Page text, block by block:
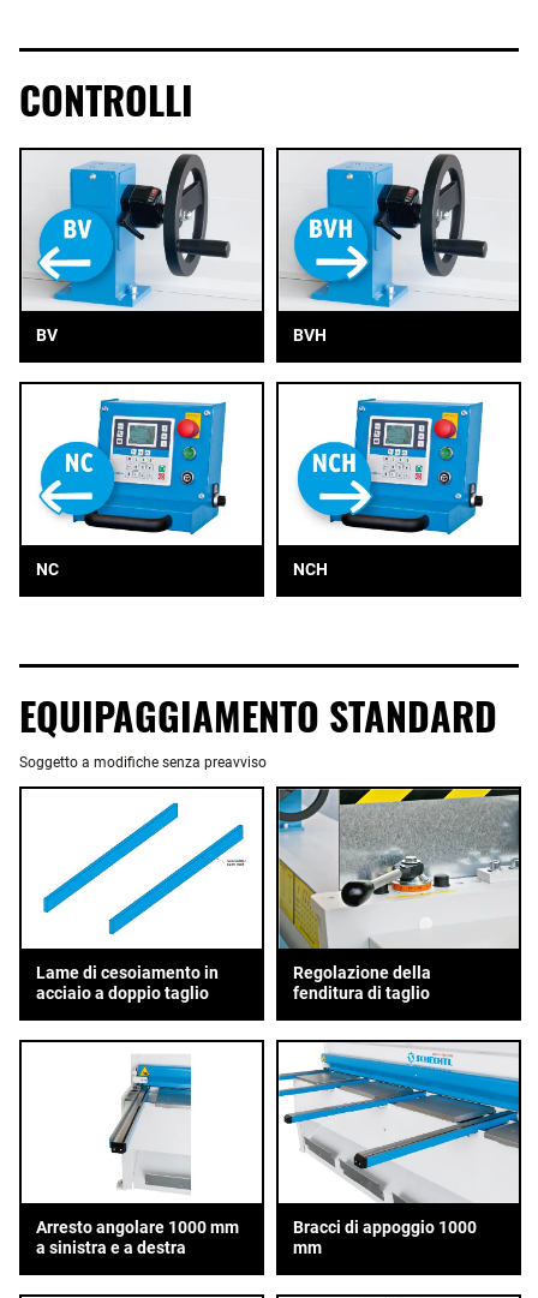
CONTROLLI
BV BVH
NC NCH
EQUIPAGGIAMENTO STANDARD
Soggetto a modifiche senza preavviso
Lame di cesoiamento in
acciaio a doppio taglio
Regolazione della
fenditura di taglio
Arresto angolare 1000 mm
a sinistra e a destra
Bracci di appoggio 1000
mm